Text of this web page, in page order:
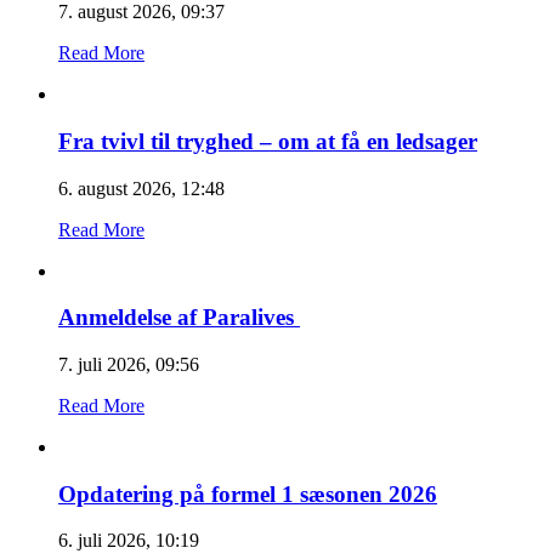
7. august 2026, 09:37
Read More
Fra tvivl til tryghed – om at få en ledsager
6. august 2026, 12:48
Read More
Anmeldelse af Paralives
7. juli 2026, 09:56
Read More
Opdatering på formel 1 sæsonen 2026
6. juli 2026, 10:19